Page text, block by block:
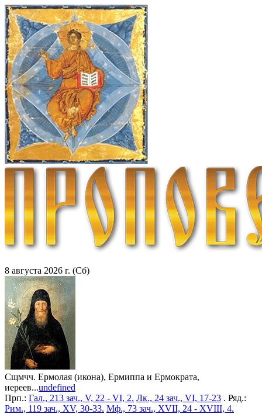
8 августа 2026 г. (Сб)
Сщмчч. Ермолая (икона), Ермиппа и Ермократа,
иереев...undefined
Прп.: Гал., 213 зач., V, 22 - VI, 2. Лк., 24 зач., VI, 17-23 . Ряд.:
Рим., 119 зач., XV, 30-33. Мф., 73 зач., XVII, 24 - XVIII, 4.